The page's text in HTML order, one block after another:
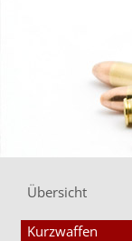
Übersicht
Kurzwaffen